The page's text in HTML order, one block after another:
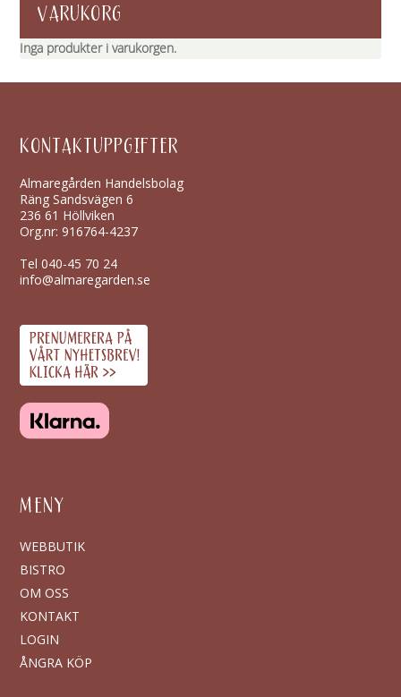
VARUKORG
Inga produkter i varukorgen.
KONTAKTUPPGIFTER
Almaregården Handelsbolag
Räng Sandsvägen 6
236 61 Höllviken
Org.nr: 916764-4237
Tel040-45 70 24
info@almaregarden.se
MENY
WEBBUTIK
BISTRO
OM OSS
KONTAKT
LOGIN
ÅNGRA KÖP